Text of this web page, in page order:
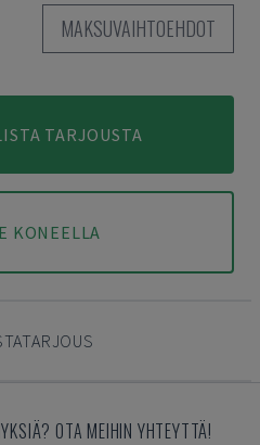
MAKSUVAIHTOEHDOT
TARJOUSTA
KONEELLA
OTA MEIHIN YHTEYTTÄ!